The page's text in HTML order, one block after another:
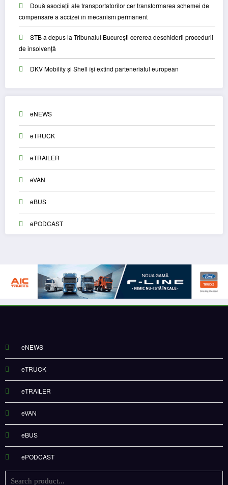
Două asociații ale transportatorilor cer transformarea schemei de
compensare a accizei în mecanism permanent
STB a depus la Tribunalul București cererea deschiderii procedurii
de insolvență
DKV Mobility și Shell își extind parteneriatul european
eNEWS
eTRUCK
eTRAILER
eVAN
eBUS
ePODCAST
eNEWS
eTRUCK
eTRAILER
eVAN
eBUS
ePODCAST